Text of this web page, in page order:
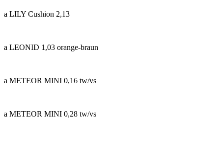
a LILY Cushion 2,13
a LEONID 1,03 orange-braun
a METEOR MINI 0,16 tw/vs
a METEOR MINI 0,28 tw/vs